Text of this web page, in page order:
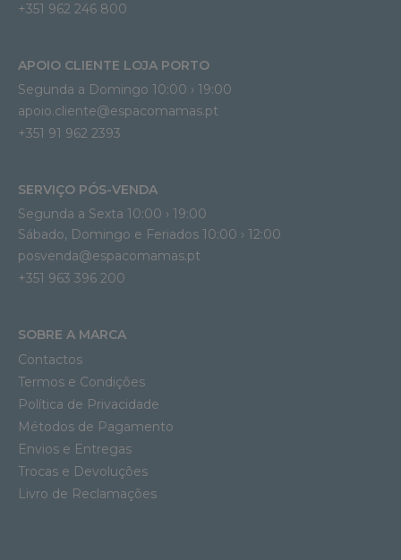
+351 962 246 800
APOIO CLIENTE LOJA PORTO
Segunda a Domingo 10:00 › 19:00
apoio.cliente@espacomamas.pt
+351 91 962 2393
SERVIÇO PÓS-VENDA
Segunda a Sexta 10:00 › 19:00
Sábado, Domingo e Feriados 10:00 › 12:00
posvenda@espacomamas.pt
+351 963 396 200
SOBRE A MARCA
Contactos
Termos e Condições
Política de Privacidade
Métodos de Pagamento
Envios e Entregas
Trocas e Devoluções
Livro de Reclamações